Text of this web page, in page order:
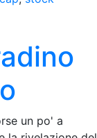
un po' a